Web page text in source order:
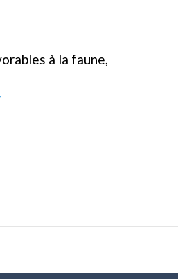
à la faune,